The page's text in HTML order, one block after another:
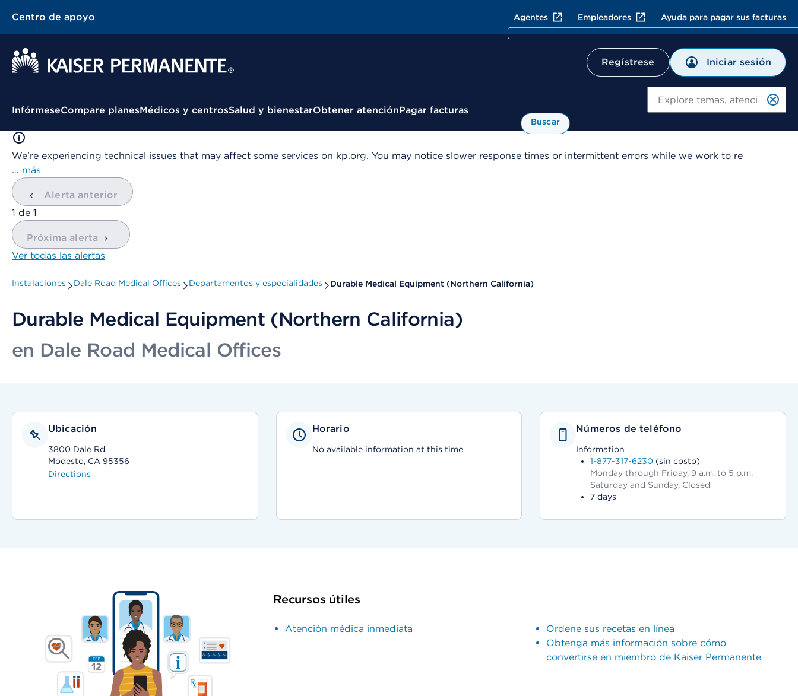
Centro de apoyo Agentes Empleadores Ayuda para pagar sus facturas
Regístrese Iniciar sesión
Menú contextual
InfórmeseCompare planesMédicos y centrosSalud y bienestarObtener atenciónPagar facturas
Buscar
We're experiencing technical issues that may affect some services on kp.org. You may notice slower response times or intermittent errors while we work to re
… más
Alerta anterior
mostrando
1 de 1
Próxima alerta
Ver todas las alertas
Instalaciones Dale Road Medical Offices Departamentos y especialidades Durable Medical Equipment (Northern California)
Durable Medical Equipment (Northern California)
en Dale Road Medical Offices
Ubicación
3800 Dale Rd
Modesto, CA 95356
Directions
Horario
No available information at this time
Números de teléfono
Information
1-877-317-6230 (sin costo)
Monday through Friday, 9 a.m. to 5 p.m.
Saturday and Sunday, Closed
7 days
Recursos útiles
Atención médica inmediata
Ordene sus recetas en línea
Obtenga más información sobre cómo
convertirse en miembro de Kaiser Permanente